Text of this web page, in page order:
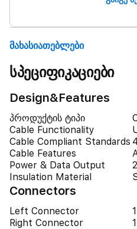
Მახასიათებლები
სპეციფიკაციები
Design&Features
პროდუქტის ტიპი
Cable Functionality
Cable Compliant Standards
Cable Features
Power & Data Output
Insulation Material
Connectors
Left Connector
Right Connector